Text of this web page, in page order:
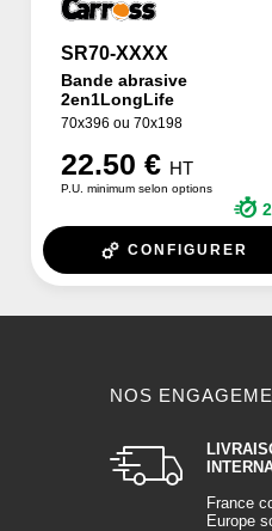
SR70-XXXX
Bande abrasive
2en1LongLife
70x396 ou 70x198
22.50 € HT
P.U. minimum selon options
CONFIGURER
NOS
France
Europe